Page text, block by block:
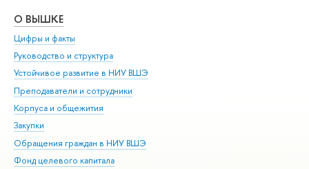
О ВЫШКЕ
Цифры и факты
Руководство и структура
Устойчивое развитие в НИУ ВШЭ
Преподаватели и сотрудники
Корпуса и общежития
Закупки
Обращения граждан в НИУ ВШЭ
Фонд целевого капитала